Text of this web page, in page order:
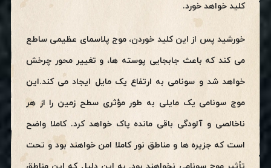
کلید خواهد خورد.
خورشید پس از این کلید خوردن، موج پلاسمای عظیمی ساطع
می کند که باعث جابجایی پوسته ها، و تغییر محور چرخش
خواهد شد و سونامی به ارتفاع یک مایل ایجاد می کند.این
موج سونامی یک مایلی به طور مؤثری سطح زمین را از هر
ناخالصی و آلودگی باقی مانده پاک خواهد کرد. کاملا واضح
است که جزیره ها و مناطق نور کاملا امن خواهندبود و تحت